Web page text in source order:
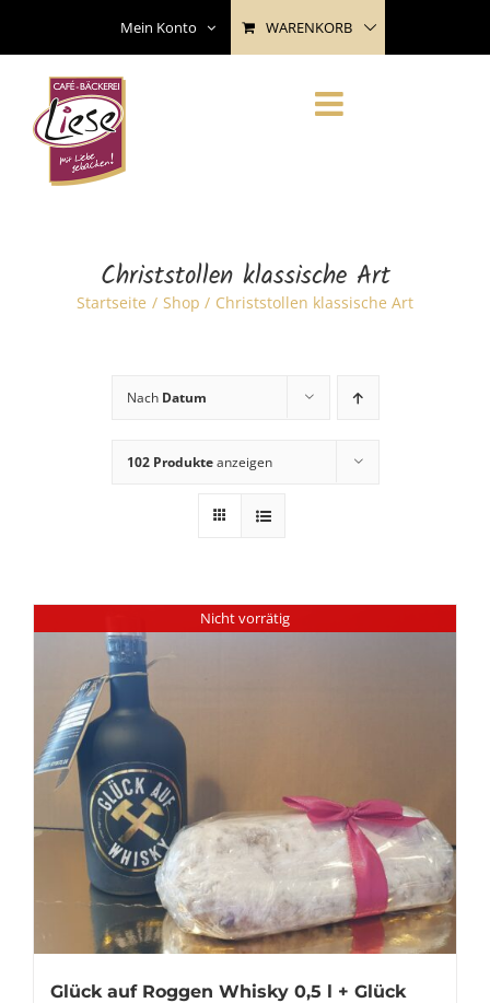
content
Mein Konto WARENKORB
Christstollen klassische Art
Startseite Shop Christstollen klassische Art
Nach Datum
102 Produkteanzeigen
Nicht vorrätig
Glück auf Roggen Whisky 0,5 l + Glück